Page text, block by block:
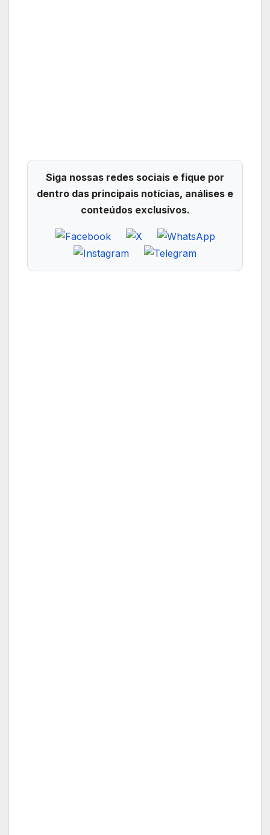
Siga nossas redes sociais e fique por
dentro das principais notícias, análises e
conteúdos exclusivos.